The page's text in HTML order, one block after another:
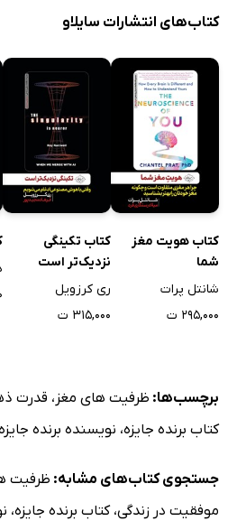
کتاب‌های انتشارات سایلاو
کتاب هویت مغز
شما
شانتل پرات
۲۹۵,۰۰۰ ت
کتاب تکینگی
نزدیک‌تر است
ری کرزویل
۳۱۵,۰۰۰ ت
برچسب‌ها: ظرفیت های مغز ، قدرت
کتاب برنده جایزه، نویسنده برنده
جستجوی کتاب‌های مشابه: ظرفیت
موفقیت در زندگی،کتاب برنده جایزه،